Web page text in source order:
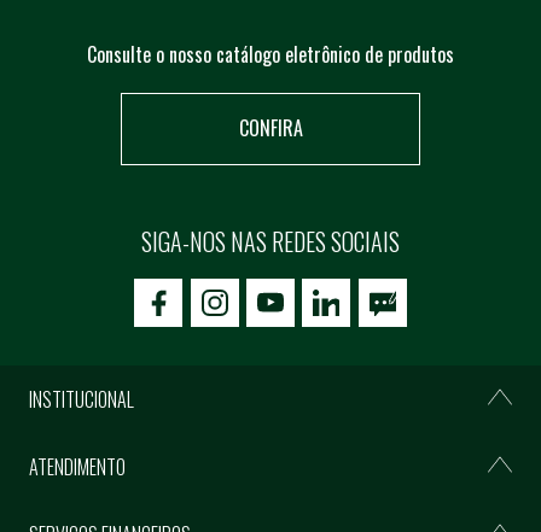
Consulte o nosso catálogo eletrônico de produtos
CONFIRA
SIGA-NOS NAS REDES SOCIAIS
icon-facebookicon-social02icon-social03
INSTITUCIONAL
ATENDIMENTO